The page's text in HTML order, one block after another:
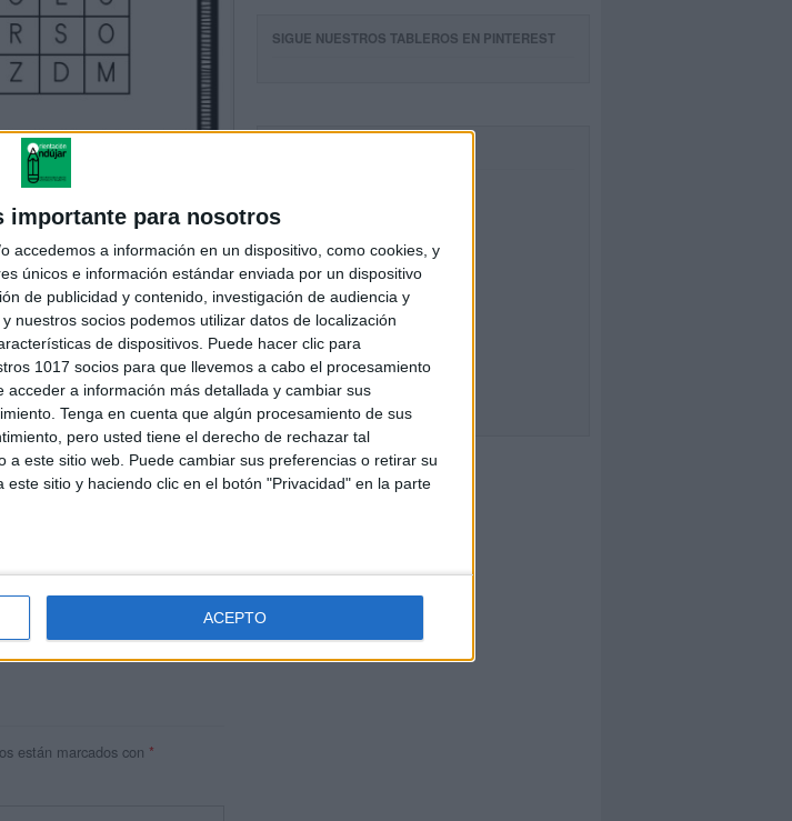
importante para nosotros
accedemos a información en un dispositivo, como cookies, y
únicos e información estándar enviada por un dispositivo
de publicidad y contenido, investigación de audiencia y
nuestros socios podemos utilizar datos de localización
de dispositivos. Puede hacer clic para
1017 socios para que llevemos a cabo el procesamiento
a información más detallada y cambiar sus
Tenga en cuenta que algún procesamiento de sus
pero usted tiene el derecho de rechazar tal
a este sitio web. Puede cambiar sus preferencias o retirar su
sitio y haciendo clic en el botón "Privacidad" en la parte
ACEPTO
están marcados con *
SIGUE NUESTROS TABLEROS EN PINTEREST